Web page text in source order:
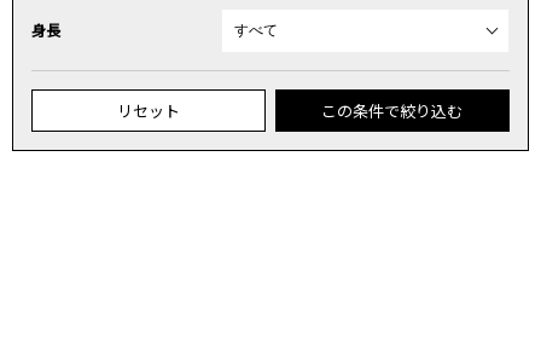
身長
リセット この条件で絞り込む